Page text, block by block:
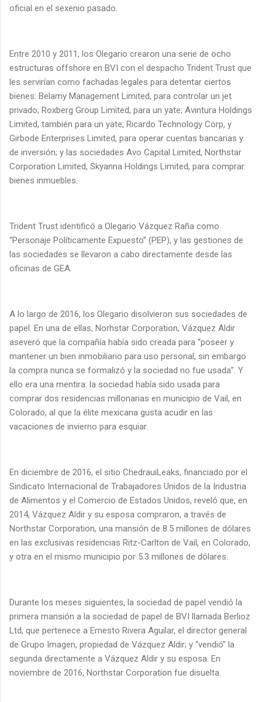
oficial en el sexenio pasado.
Entre 2010 y 2011, los Olegario crearon una serie de ocho
estructuras offshore en BVI con el despacho Trident Trust que
les servirían como fachadas legales para detentar ciertos
bienes: Belamy Management Limited, para controlar un jet
privado; Roxberg Group Limited, para un yate; Avintura Holdings
Limited, también para un yate; Ricardo Technology Corp, y
Girbode Enterprises Limited, para operar cuentas bancarias y
de inversión; y las sociedades Avo Capital Limited, Northstar
Corporation Limited, Skyanna Holdings Limited, para comprar
bienes inmuebles.
Trident Trust identificó a Olegario Vázquez Raña como
“Personaje Políticamente Expuesto” (PEP), y las gestiones de
las sociedades se llevaron a cabo directamente desde las
oficinas de GEA.
A lo largo de 2016, los Olegario disolvieron sus sociedades de
papel. En una de ellas, Norhstar Corporation, Vázquez Aldir
aseveró que la compañía había sido creada para “poseer y
mantener un bien inmobiliario para uso personal, sin embargo
la compra nunca se formalizó y la sociedad no fue usada”. Y
ello era una mentira: la sociedad había sido usada para
comprar dos residencias millonarias en municipio de Vail, en
Colorado, al que la élite mexicana gusta acudir en las
vacaciones de invierno para esquiar.
En diciembre de 2016, el sitio ChedrauiLeaks, financiado por el
Sindicato Internacional de Trabajadores Unidos de la Industria
de Alimentos y el Comercio de Estados Unidos, reveló que, en
2014, Vázquez Aldir y su esposa compraron, a través de
Northstar Corporation, una mansión de 8.5 millones de dólares
en las exclusivas residencias Ritz-Carlton de Vail, en Colorado,
y otra en el mismo municipio por 5.3 millones de dólares.
Durante los meses siguientes, la sociedad de papel vendió la
primera mansión a la sociedad de papel de BVI llamada Berlioz
Ltd, que pertenece a Ernesto Rivera Aguilar, el director general
de Grupo Imagen, propiedad de Vázquez Aldir; y “vendió” la
segunda directamente a Vázquez Aldir y su esposa. En
noviembre de 2016, Northstar Corporation fue disuelta.